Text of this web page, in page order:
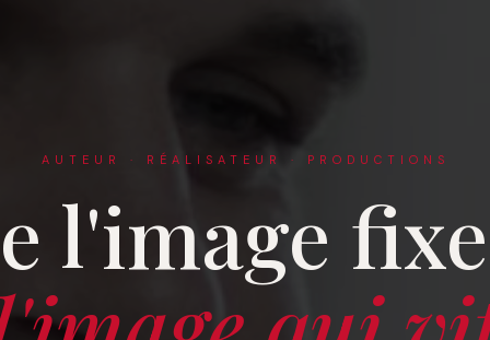
AUTEUR · RÉALISATEUR · PRODUCTIONS
l'image